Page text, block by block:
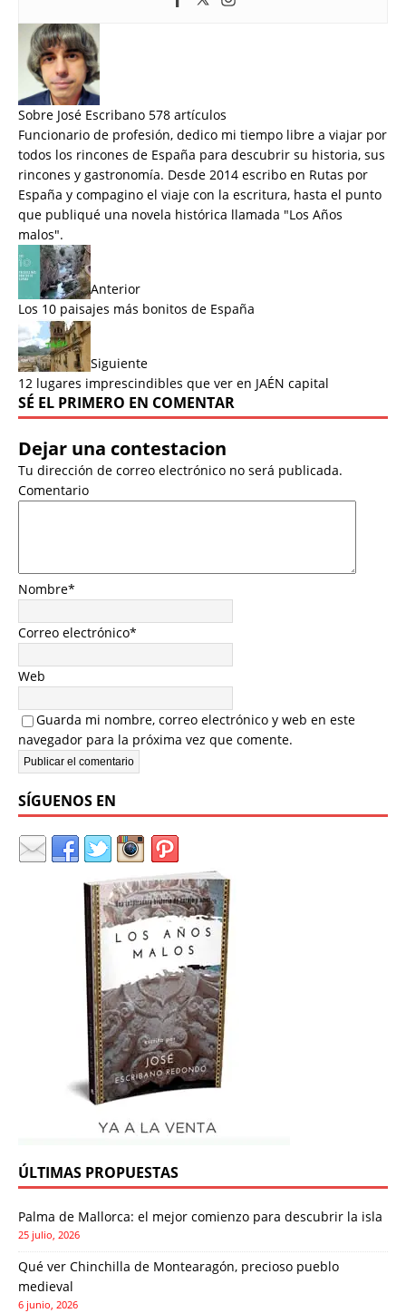
Sobre José Escribano 578 artículos
Funcionario de profesión, dedico mi tiempo libre a viajar por
todos los rincones de España para descubrir su historia, sus
rincones y gastronomía. Desde 2014 escribo en Rutas por
España y compagino el viaje con la escritura, hasta el punto
que publiqué una novela histórica llamada "Los Años
malos".
Anterior
Los 10 paisajes más bonitos de España
Siguiente
12 lugares imprescindibles que ver en JAÉN capital
SÉ EL PRIMERO EN COMENTAR
Dejar una contestacion
Tu dirección de correo electrónico no será publicada.
Comentario
Nombre*
Correo electrónico*
Web
Guarda mi nombre, correo electrónico y web en este
navegador para la próxima vez que comente.
SÍGUENOS EN
ÚLTIMAS PROPUESTAS
Palma de Mallorca: el mejor comienzo para descubrir la isla
25 julio, 2026
Qué ver Chinchilla de Montearagón, precioso pueblo
medieval
6 junio, 2026